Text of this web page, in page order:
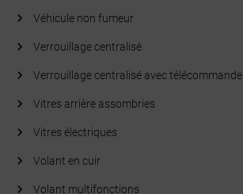
Véhicule non fumeur
Verrouillage centralisé
Verrouillage centralisé avec télécommande
Vitres arrière assombries
Vitres électriques
Volant en cuir
Volant multifonctions